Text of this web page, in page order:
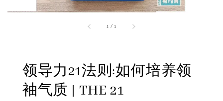
1 /1
领导力21法则:如何培养领
袖气质 | THE 21